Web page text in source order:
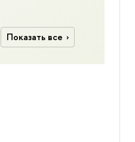
Показать все